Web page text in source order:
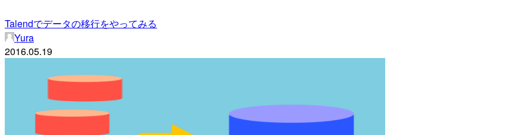
Talendでデータの移行をやってみる
Yura
2016.05.19